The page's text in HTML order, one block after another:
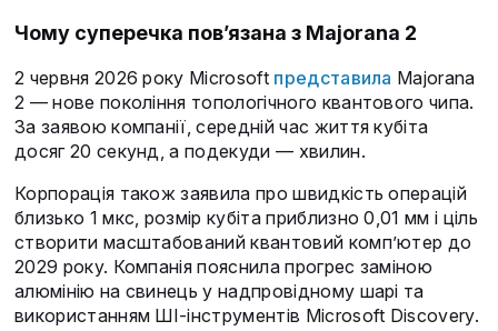
Чому суперечка пов’язана з Majorana 2
2 червня 2026 року Microsoft представила Majorana
2 — нове покоління топологічного квантового чипа.
За заявою компанії, середній час життя кубіта
досяг 20 секунд, а подекуди — хвилин.
Корпорація також заявила про швидкість операцій
близько 1 мкс, розмір кубіта приблизно 0,01 мм і ціль
створити масштабований квантовий комп’ютер до
2029 року. Компанія пояснила прогрес заміною
алюмінію на свинець у надпровідному шарі та
використанням ШІ-інструментів Microsoft Discovery.